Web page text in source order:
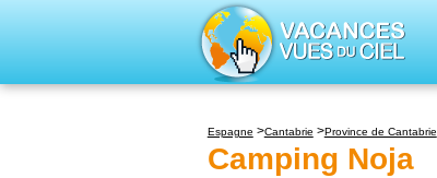
Espagne Cantabrie Province de Cantabrie
Camping Noja